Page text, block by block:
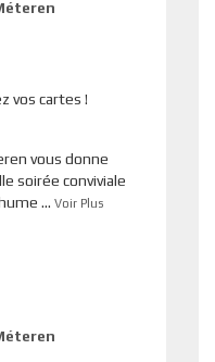
vos cartes !
vous donne
soirée conviviale
... Voir Plus